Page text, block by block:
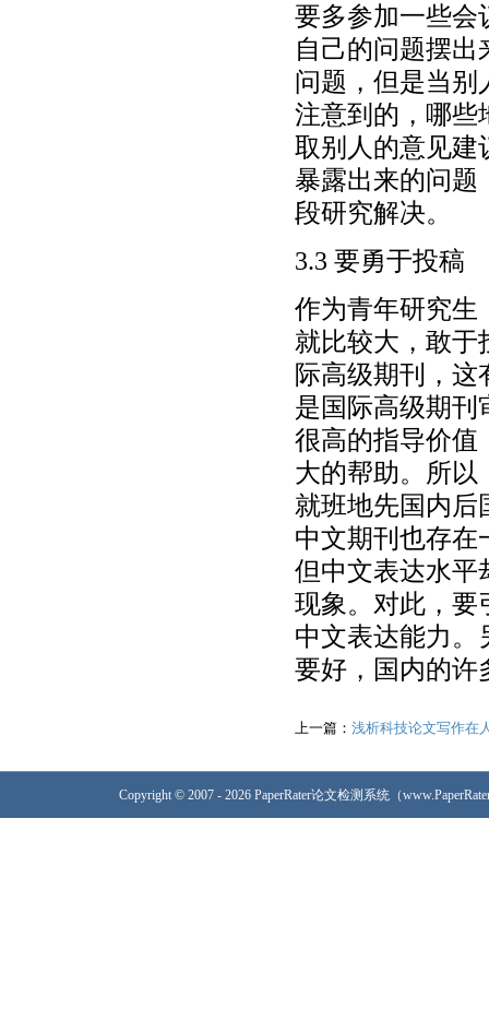
要多参加一些会
自己的问题摆
问题，但是当别
注意到的，哪些
取别人的意见建
暴露出来的问题
段研究解决。
3.3 要勇于投稿
作为青年研究生
就比较大，敢于
际高级期刊，
是国际高级期刊
很高的指导价值
大的帮助。所以
就班地先国内后
中文期刊也存在
但中文表达水平
现象。对此，要
中文表达能力。
要好，国内的许
上一篇： 浅析科技论文写作在
Copyright © 2007 - 2026 PaperRater论文检测系统（